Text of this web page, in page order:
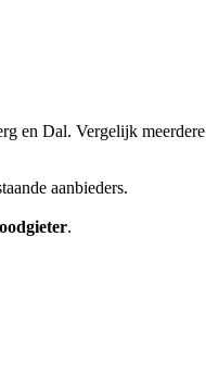
en Dal. Vergelijk meerdere
aanbieders.
.